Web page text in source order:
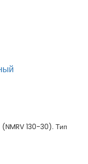
(NMRV 130-30). Тип